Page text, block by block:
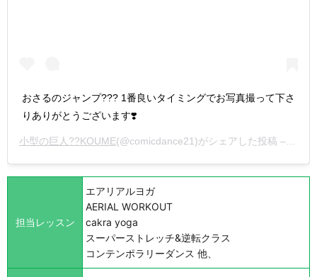
おさるのジャンプ??? 1番良いタイミングでお写真撮って下さ
りありがとうございます❣️
小型の巨人??KOUME(@comicdance21)がシェアした投稿 –
担当レッスン
エアリアルヨガ
AERIAL WORKOUT
cakra yoga
スーパーストレッチ&逆転クラス
コンテンポラリーダンス 他、